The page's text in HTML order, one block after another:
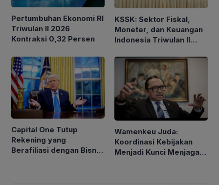
Pertumbuhan Ekonomi RI
Triwulan II 2026
Kontraksi 0,32 Persen
KSSK: Sektor Fiskal,
Moneter, dan Keuangan
Indonesia Triwulan II
Capital One Tutup
Rekening yang
Berafiliasi dengan Bisnis
Wamenkeu Juda:
Koordinasi Kebijakan
Menjadi Kunci Menjaga